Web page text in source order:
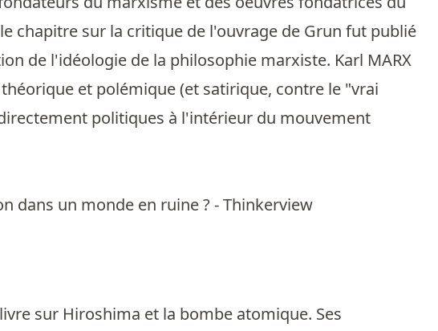
chapitre sur la critique de l'ouvrage de Grun fut publié
de l'idéologie de la philosophie marxiste. Karl MARX
et polémique (et satirique, contre le "vrai
politiques à l'intérieur du mouvement
dans un monde en ruine ? - Thinkerview
sur Hiroshima et la bombe atomique. Ses